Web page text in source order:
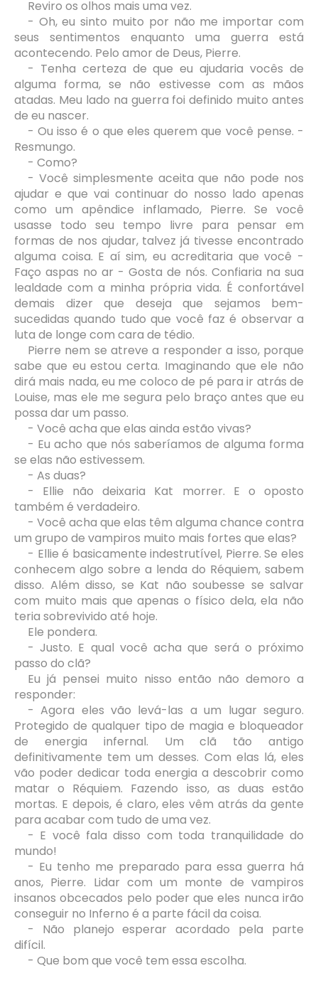
Reviro os olhos mais uma vez.
- Oh, eu sinto muito por não me importar com
seus sentimentos enquanto uma guerra está
acontecendo. Pelo amor de Deus, Pierre.
- Tenha certeza de que eu ajudaria vocês de
alguma forma, se não estivesse com as mãos
atadas. Meu lado na guerra foi definido muito antes
de eu nascer.
- Ou isso é o que eles querem que você pense. -
Resmungo.
- Como?
- Você simplesmente aceita que não pode nos
ajudar e que vai continuar do nosso lado apenas
como um apêndice inflamado, Pierre. Se você
usasse todo seu tempo livre para pensar em
formas de nos ajudar, talvez já tivesse encontrado
alguma coisa. E aí sim, eu acreditaria que você -
Faço aspas no ar - Gosta de nós. Confiaria na sua
lealdade com a minha própria vida. É confortável
demais dizer que deseja que sejamos bem-
sucedidas quando tudo que você faz é observar a
luta de longe com cara de tédio.
Pierre nem se atreve a responder a isso, porque
sabe que eu estou certa. Imaginando que ele não
dirá mais nada, eu me coloco de pé para ir atrás de
Louise, mas ele me segura pelo braço antes que eu
possa dar um passo.
- Você acha que elas ainda estão vivas?
- Eu acho que nós saberíamos de alguma forma
se elas não estivessem.
- As duas?
- Ellie não deixaria Kat morrer. E o oposto
também é verdadeiro.
- Você acha que elas têm alguma chance contra
um grupo de vampiros muito mais fortes que elas?
- Ellie é basicamente indestrutível, Pierre. Se eles
conhecem algo sobre a lenda do Réquiem, sabem
disso. Além disso, se Kat não soubesse se salvar
com muito mais que apenas o físico dela, ela não
teria sobrevivido até hoje.
Ele pondera.
- Justo. E qual você acha que será o próximo
passo do clã?
Eu já pensei muito nisso então não demoro a
responder:
- Agora eles vão levá-las a um lugar seguro.
Protegido de qualquer tipo de magia e bloqueador
de energia infernal. Um clã tão antigo
definitivamente tem um desses. Com elas lá, eles
vão poder dedicar toda energia a descobrir como
matar o Réquiem. Fazendo isso, as duas estão
mortas. E depois, é claro, eles vêm atrás da gente
para acabar com tudo de uma vez.
- E você fala disso com toda tranquilidade do
mundo!
- Eu tenho me preparado para essa guerra há
anos, Pierre. Lidar com um monte de vampiros
insanos obcecados pelo poder que eles nunca irão
conseguir no Inferno é a parte fácil da coisa.
- Não planejo esperar acordado pela parte
difícil.
- Que bom que você tem essa escolha.